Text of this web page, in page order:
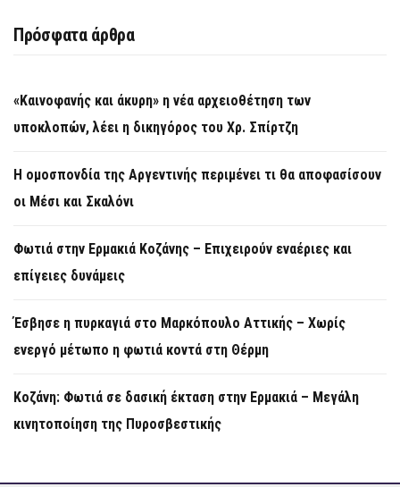
Πρόσφατα άρθρα
«Καινοφανής και άκυρη» η νέα αρχειοθέτηση των
υποκλοπών, λέει η δικηγόρος του Χρ. Σπίρτζη
Η ομοσπονδία της Αργεντινής περιμένει τι θα αποφασίσουν
οι Μέσι και Σκαλόνι
Φωτιά στην Ερμακιά Κοζάνης – Επιχειρούν εναέριες και
επίγειες δυνάμεις
Έσβησε η πυρκαγιά στο Μαρκόπουλο Αττικής – Χωρίς
ενεργό μέτωπο η φωτιά κοντά στη Θέρμη
Κοζάνη: Φωτιά σε δασική έκταση στην Ερμακιά – Μεγάλη
κινητοποίηση της Πυροσβεστικής